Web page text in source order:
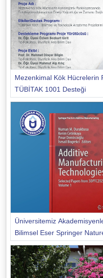
Mezenkimal Kök Hücrelerin
TÜBİTAK 1001 Desteği
Üniversitemiz
Bilimsel Eser Springer